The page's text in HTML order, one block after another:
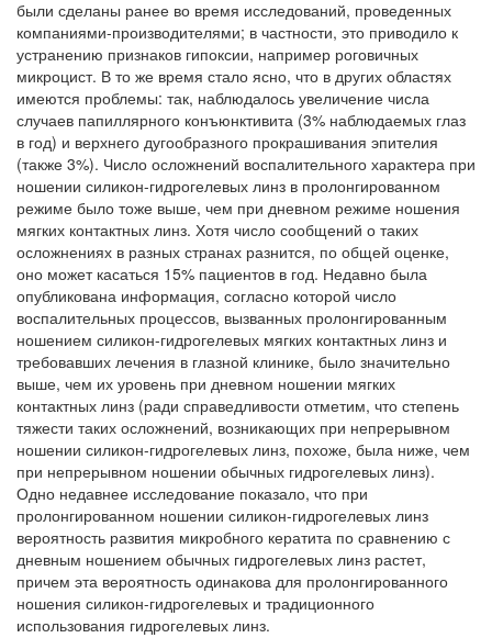
были сделаны ранее во время исследований, проведенных
компаниями-производителями; в частности, это приводило к
устранению признаков гипоксии, например роговичных
микроцист. В то же время стало ясно, что в других областях
имеются проблемы: так, наблюдалось увеличение числа
случаев папиллярного конъюнктивита (3% наблюдаемых глаз
в год) и верхнего дугообразного прокрашивания эпителия
(также 3%). Число осложнений воспалительного характера при
ношении силикон-гидрогелевых линз в пролонгированном
режиме было тоже выше, чем при дневном режиме ношения
мягких контактных линз. Хотя число сообщений о таких
осложнениях в разных странах разнится, по общей оценке,
оно может касаться 15% пациентов в год. Недавно была
опубликована информация, согласно которой число
воспалительных процессов, вызванных пролонгированным
ношением силикон-гидрогелевых мягких контактных линз и
требовавших лечения в глазной клинике, было значительно
выше, чем их уровень при дневном ношении мягких
контактных линз (ради справедливости отметим, что степень
тяжести таких осложнений, возникающих при непрерывном
ношении силикон-гидрогелевых линз, похоже, была ниже, чем
при непрерывном ношении обычных гидрогелевых линз).
Одно недавнее исследование показало, что при
пролонгированном ношении силикон-гидрогелевых линз
вероятность развития микробного кератита по сравнению с
дневным ношением обычных гидрогелевых линз растет,
причем эта вероятность одинакова для пролонгированного
ношения силикон-гидрогелевых и традиционного
использования гидрогелевых линз.